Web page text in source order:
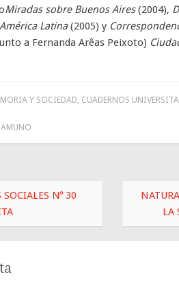
Miradas sobre Buenos Aires(2004),
Latina(2005) y
a Fernanda Arêas Peixoto)
Y SOCIEDAD CUADERNOS
SOCIALES Nº 30
LA